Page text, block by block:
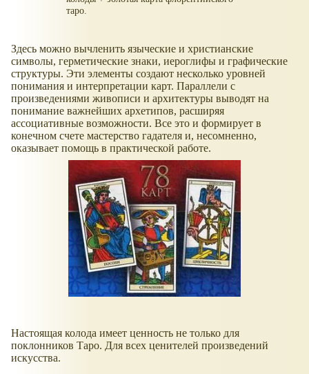
таро.
Здесь можно вычленить языческие и христианские
символы, герметические знаки, иероглифы и графические
структуры. Эти элементы создают несколько уровней
понимания и интерпретации карт. Параллели с
произведениями живописи и архитектуры выводят на
понимание важнейших архетипов, расширяя
ассоциативные возможности. Все это и формирует в
конечном счете мастерство гадателя и, несомненно,
оказывает помощь в практической работе.
Настоящая колода имеет ценность не только для
поклонников Таро. Для всех ценителей произведений
искусства.